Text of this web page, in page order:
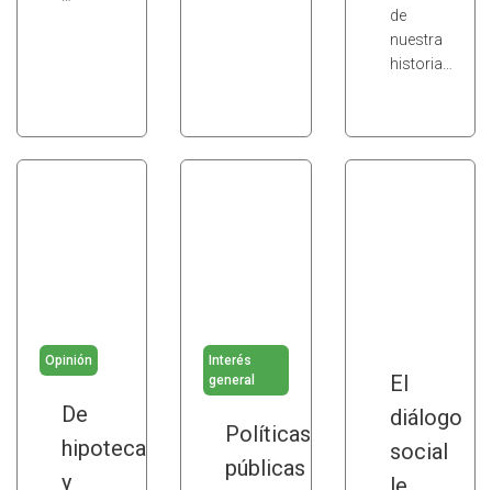
de
nuestra
historia…
Opinión
De
hipotecas
y
Interés
general
Políticas
públicas
El
diálogo
social